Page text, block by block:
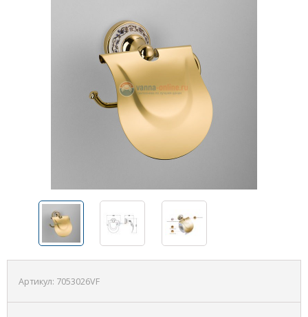
Артикул: 7053026VF